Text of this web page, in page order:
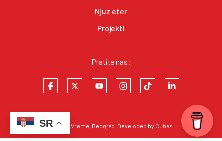
Njuzleter
Projekti
Pratite nas:
© 2026 Vreme, Beograd. Developed by Cubes
SR